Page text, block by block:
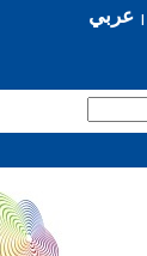
عربي|